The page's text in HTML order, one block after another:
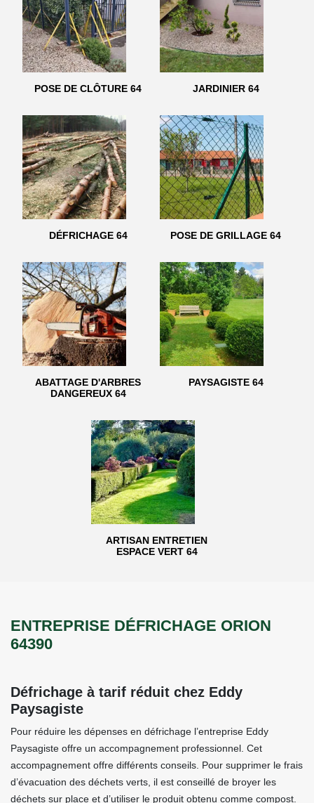
POSE DE CLÔTURE 64 JARDINIER 64
DÉFRICHAGE 64 POSE DE GRILLAGE 64
ABATTAGE D'ARBRES
DANGEREUX 64
PAYSAGISTE 64
ARTISAN ENTRETIEN
ESPACE VERT 64
ENTREPRISE DÉFRICHAGE ORION
64390
Défrichage à tarif réduit chez Eddy
Paysagiste
Pour réduire les dépenses en défrichage l’entreprise Eddy
Paysagiste offre un accompagnement professionnel. Cet
accompagnement offre différents conseils. Pour supprimer le frais
d’évacuation des déchets verts, il est conseillé de broyer les
déchets sur place et d’utiliser le produit obtenu comme compost.